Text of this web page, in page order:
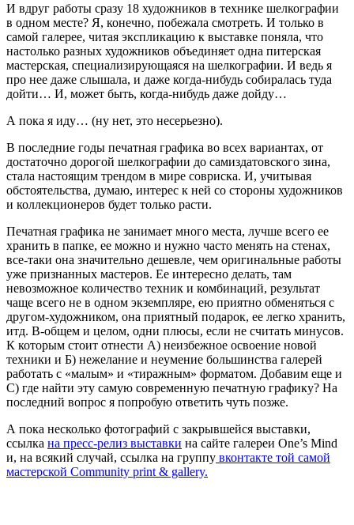
И вдруг работы сразу 18 художников в технике шелкографии
в одном месте? Я, конечно, побежала смотреть. И только в
самой галерее, читая экспликацию к выставке поняла, что
настолько разных художников объединяет одна питерская
мастерская, специализирующаяся на шелкографии. И ведь я
про нее даже слышала, и даже когда-нибудь собиралась туда
дойти… И, может быть, когда-нибудь даже дойду…
А пока я иду… (ну нет, это несерьезно).
В последние годы печатная графика во всех вариантах, от
достаточно дорогой шелкографии до самиздатовского зина,
стала настоящим трендом в мире совриска. И, учитывая
обстоятельства, думаю, интерес к ней со стороны художников
и коллекционеров будет только расти.
Печатная графика не занимает много места, лучше всего ее
хранить в папке, ее можно и нужно часто менять на стенах,
все-таки она значительно дешевле, чем оригинальные работы
уже признанных мастеров. Ее интересно делать, там
невозможное количество техник и комбинаций, результат
чаще всего не в одном экземпляре, ею приятно обменяться с
другом-художником, она приятный подарок, ее легко хранить,
итд. В-общем и целом, одни плюсы, если не считать минусов.
К которым стоит отнести А) неизбежное освоение новой
техники и Б) нежелание и неумение большинства галерей
работать с «малым» и «тиражным» форматом. Добавим еще и
С) где найти эту самую современную печатную графику? На
последний вопрос я попробую ответить чуть позже.
А пока несколько фотографий с закрывшейся выставки,
ссылка на пресс-релиз выставки на сайте галереи One’s Mind
и, на всякий случай, ссылка на группу вконтакте той самой
мастерской Community print & gallery.